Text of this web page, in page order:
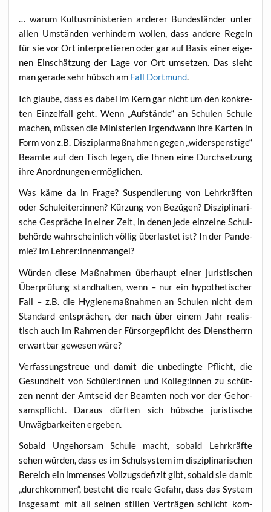
… war­um Kul­tus­mi­nis­te­ri­en ande­rer Bun­des­län­der unter
allen Umstän­den ver­hin­dern wol­len, dass ande­re Regeln
für sie vor Ort inter­pre­tie­ren oder gar auf Basis einer eige­
nen Ein­schät­zung der Lage vor Ort umset­zen. Das sieht
man gera­de sehr hübsch am Fall Dort­mund.
Ich glau­be, dass es dabei im Kern gar nicht um den kon­kre­
ten Ein­zel­fall geht. Wenn „Auf­stän­de“ an Schu­len Schu­le
machen, müs­sen die Minis­te­ri­en irgend­wann ihre Kar­ten in
Form von z.B. Dis­zi­plar­maß­nah­men gegen „wider­spens­ti­ge“
Beam­te auf den Tisch legen, die Ihnen eine Durch­set­zung
ihre Anord­nun­gen ermöglichen.
Was käme da in Fra­ge? Sus­pen­die­rung von Lehr­kräf­ten
oder Schuleiter:innen? Kür­zung von Bezü­gen? Dis­zi­pli­na­ri­
sche Gesprä­che in einer Zeit, in denen jede ein­zel­ne Schul­
be­hör­de wahr­schein­lich völ­lig über­las­tet ist? In der Pan­de­
mie? Im Lehrer:innenmangel?
Wür­den die­se Maß­nah­men über­haupt einer juris­ti­schen
Über­prü­fung stand­hal­ten, wenn – nur ein hypo­the­ti­scher
Fall – z.B. die Hygie­ne­maß­nah­men an Schu­len nicht dem
Stan­dard ent­sprä­chen, der nach über einem Jahr rea­lis­
tisch auch im Rah­men der Für­sor­ge­pflicht des Dienst­herrn
erwart­bar gewe­sen wäre?
Ver­fas­sungs­treue und damit die unbe­ding­te Pflicht, die
Gesund­heit von Schüler:innen und Kolleg:innen zu schüt­
zen nennt der Amts­eid der Beam­ten nochvor der Gehor­
sams­pflicht. Dar­aus dürf­ten sich hüb­sche juris­ti­sche
Unwäg­bar­kei­ten ergeben.
Sobald Unge­hor­sam Schu­le macht, sobald Lehr­kräf­te
sehen wür­den, dass es im Schul­sys­tem im dis­zi­pli­na­ri­schen
Bereich ein immenses Voll­zugs­de­fi­zit gibt, sobald sie damit
„durch­kom­men“, besteht die rea­le Gefahr, dass das Sys­tem
ins­ge­samt mit all sei­nen stil­len Ver­trä­gen schlicht kom­